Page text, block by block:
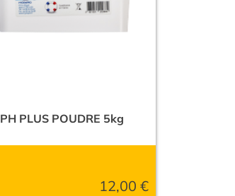
PH PLUS POUDRE 5kg
12,00 €